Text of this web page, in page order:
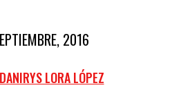
2016
DANIRYS LORA LÓPEZ